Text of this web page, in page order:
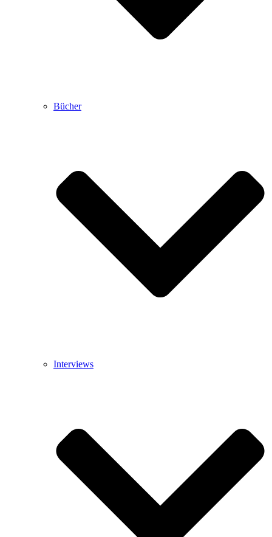
Bücher
Interviews